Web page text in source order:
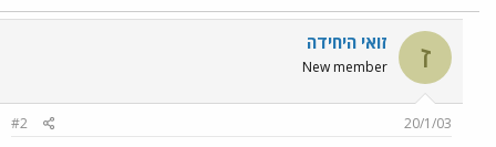
ז זואי היחידה
New member
20/1/03
#2